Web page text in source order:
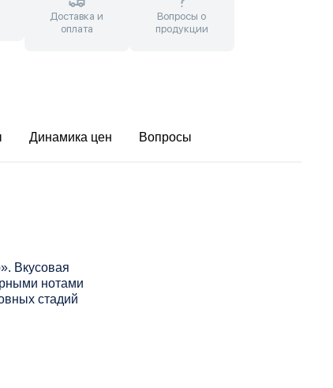
Доставка и
оплата
Вопросы о
продукции
Динамика цен Вопросы
Вкусовая
нотами
стадий